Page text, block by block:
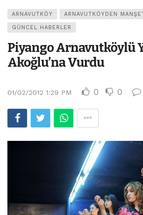
ARNAVUTKÖY ARNAVUTKÖYDEN
GÜNCEL HABERLER
Piyango Arnavutköylü
Akoğlu’na Vurdu
01/02/2012 1:29 PM 0 0